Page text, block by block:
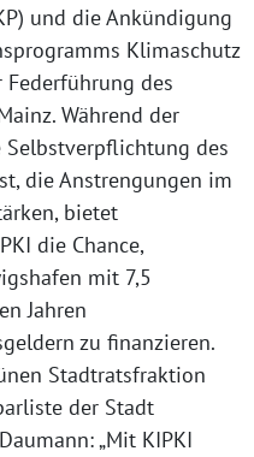
und die Ankündigung
Klimaschutz
Federführung des
Während der
Selbstverpflichtung des
die Anstrengungen im
bietet
die Chance,
mit 7,5
Jahren
zu finanzieren.
Stadtratsfraktion
der Stadt
„Mit KIPKI